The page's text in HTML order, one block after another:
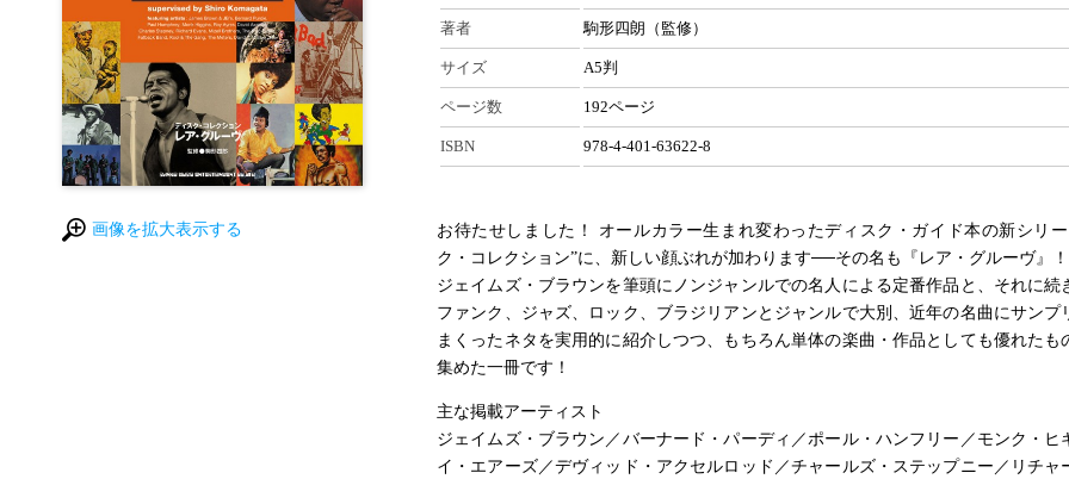
画像を拡大表示する
著者 駒形四朗（監修）
サイズ A5判
ページ数 192ページ
ISBN 978-4-401-63622-8
お待たせしました！ オールカラー生まれ変わったディスク・ガイド本の新シリー
ク・コレクション”に、新しい顔ぶれが加わります──その名も『レア・グルーヴ』！
ジェイムズ・ブラウンを筆頭にノンジャンルでの名人による定番作品と、それに続
ファンク、ジャズ、ロック、ブラジリアンとジャンルで大別、近年の名曲にサンプ
まくったネタを実用的に紹介しつつ、もちろん単体の楽曲・作品としても優れたも
集めた一冊です！
主な掲載アーティスト
ジェイムズ・ブラウン／バーナード・パーディ／ポール・ハンフリー／モンク・ヒ
イ・エアーズ／デヴィッド・アクセルロッド／チャールズ・ステップニー／リチャ